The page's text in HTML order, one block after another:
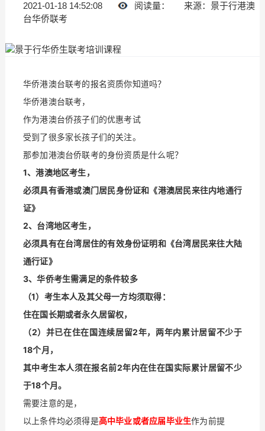
2021-01-18 14:52:08 阅读量：
来源：景于行港澳
台华侨联考
华侨港澳台联考的报名资质你知道吗？
华侨港澳台联考，
作为港澳台侨孩子们的优惠考试
受到了很多家长孩子们的关注。
那参加港澳台侨联考的身份资质是什么呢？
1、港澳地区考生，
必须具有香港或澳门居民身份证和《港澳居民来往内地通行
证》
2、台湾地区考生，
必须具有在台湾居住的有效身份证明和《台湾居民来往大陆
通行证》
3、华侨考生需满足的条件较多
（1）考生本人及其父母一方均须取得：
住在国长期或者永久居留权，
（2）并已在住在国连续居留2年，两年内累计居留不少于
18个月，
其中考生本人须在报名前2年内在住在国实际累计居留不少
于18个月。
需要注意的是，
以上条件均必须得是高中毕业或者应届毕业生作为前提